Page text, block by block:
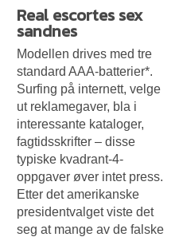
Real escortes sex
sandnes
Modellen drives med tre
standard AAA-batterier*.
Surfing på internett, velge
ut reklamegaver, bla i
interessante kataloger,
fagtidsskrifter – disse
typiske kvadrant-4-
oppgaver øver intet press.
Etter det amerikanske
presidentvalget viste det
seg at mange av de falske